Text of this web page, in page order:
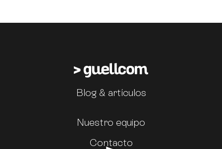
Blog & artículos
Nuestro equipo
Contacto